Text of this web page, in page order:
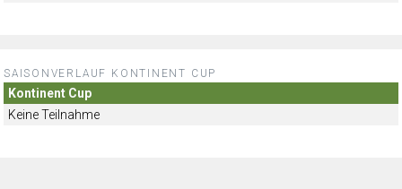
SAISONVERLAUF KONTINENT CUP
Kontinent Cup
Keine Teilnahme